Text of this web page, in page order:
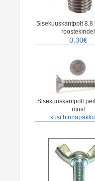
Sisekuuskantpolt 8.8
roostekindel
0.30€
Sisekuuskantpolt
must
küsi